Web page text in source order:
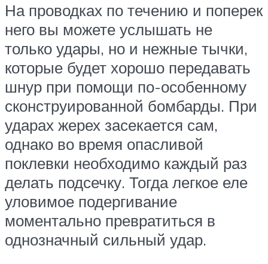
На проводках по течению и поперек
него вы можете услышать не
только удары, но и нежные тычки,
которые будет хорошо передавать
шнур при помощи по-особенному
сконструированной бомбарды. При
ударах жерех засекается сам,
однако во время опасливой
поклевки необходимо каждый раз
делать подсечку. Тогда легкое еле
уловимое подергивание
моментально превратиться в
однозначный сильный удар.